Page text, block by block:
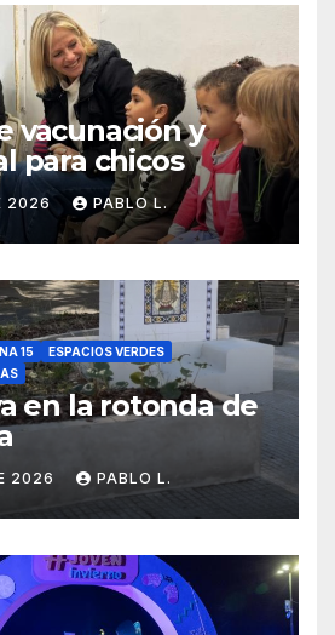
vacunación y
para chicos
2026 PABLO L.
15
ESPACIOS VERDES
en la rotonda de
2026 PABLO L.